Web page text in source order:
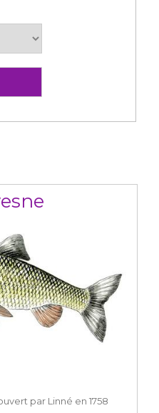
par Linné en 1758